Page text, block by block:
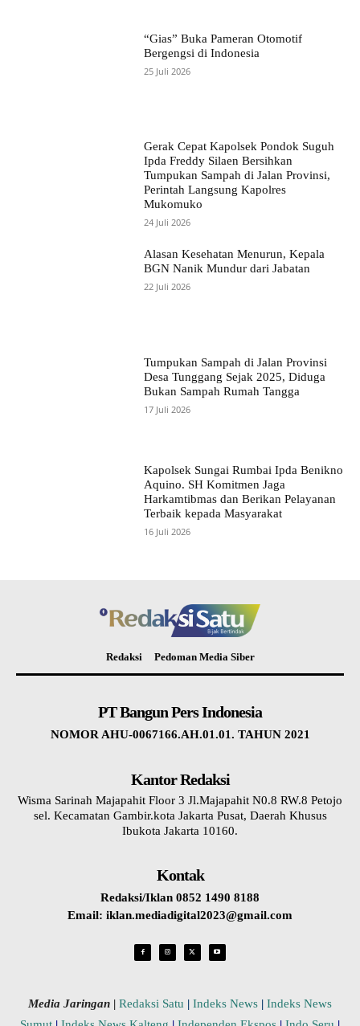
“Gias” Buka Pameran Otomotif
Bergengsi di Indonesia
25 Juli 2026
Gerak Cepat Kapolsek Pondok Suguh
Ipda Freddy Silaen Bersihkan
Tumpukan Sampah di Jalan Provinsi,
Perintah Langsung Kapolres
Mukomuko
24 Juli 2026
Alasan Kesehatan Menurun, Kepala
BGN Nanik Mundur dari Jabatan
22 Juli 2026
Tumpukan Sampah di Jalan Provinsi
Desa Tunggang Sejak 2025, Diduga
Bukan Sampah Rumah Tangga
17 Juli 2026
Kapolsek Sungai Rumbai Ipda Benikno
Aquino. SH Komitmen Jaga
Harkamtibmas dan Berikan Pelayanan
Terbaik kepada Masyarakat
16 Juli 2026
Redaksi Pedoman Media Siber
PT Bangun Pers Indonesia
NOMOR AHU-0067166.AH.01.01. TAHUN 2021
Kantor Redaksi
Wisma Sarinah Majapahit Floor 3 Jl.Majapahit N0.8 RW.8 Petojo
sel. Kecamatan Gambir.kota Jakarta Pusat, Daerah Khusus
Ibukota Jakarta 10160.
Kontak
Redaksi/Iklan 0852 1490 8188
Email: iklan.mediadigital2023@gmail.com
Media Jaringan | Redaksi Satu | Indeks News | Indeks News